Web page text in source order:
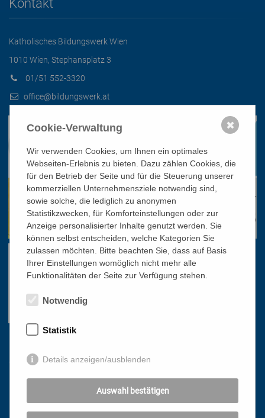
Kontakt
Katholisches Bildungswerk Wien
1010 Wien, Stephansplatz 3
01/51 552-3320
office@bildungswerk.at
NEWSLETTER
Cookie-Verwaltung
Wir verwenden Cookies, um Ihnen ein optimales
Webseiten-Erlebnis zu bieten. Dazu zählen Cookies, die
für den Betrieb der Seite und für die Steuerung unserer
kommerziellen Unternehmensziele notwendig sind,
sowie solche, die lediglich zu anonymen
Statistikzwecken, für Komforteinstellungen oder zur
Anzeige personalisierter Inhalte genutzt werden. Sie
können selbst entscheiden, welche Kategorien Sie
zulassen möchten. Bitte beachten Sie, dass auf Basis
Ihrer Einstellungen womöglich nicht mehr alle
Funktionalitäten der Seite zur Verfügung stehen.
Notwendig
Statistik
Details anzeigen/ausblenden
Auswahl bestätigen
✖